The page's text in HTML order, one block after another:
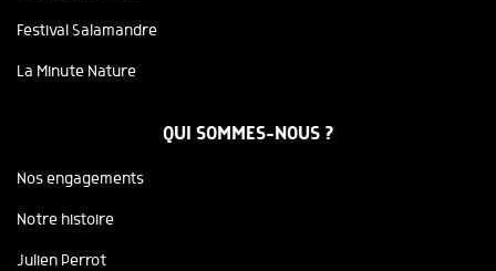
Festival Salamandre
La Minute Nature
QUI SOMMES-NOUS ?
Nos engagements
Notre histoire
Julien Perrot